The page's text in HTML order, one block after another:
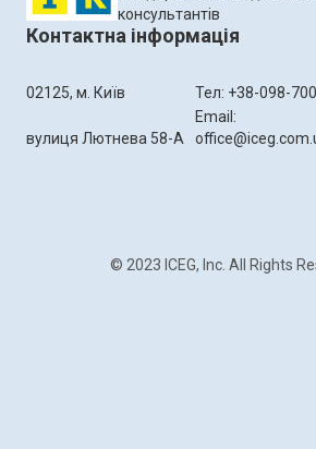
консультантів
Контактна інформація
02125, м. Київ
вулиця Лютнева 58-А
Тел: +38-098-
Email:
© 2023 ICEG, Inc. All Rights